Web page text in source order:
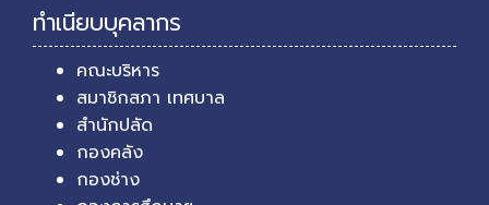
ทำเนียบบุคลากร
คณะบริหาร
สมาชิกสภา เทศบาล
สำนักปลัด
กองคลัง
กองช่าง